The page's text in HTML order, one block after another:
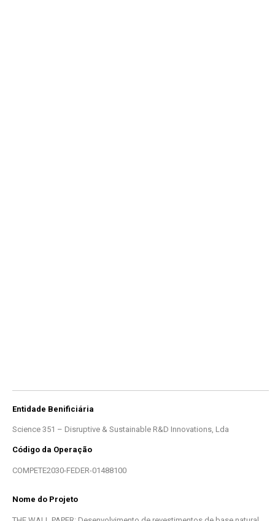
Entidade Benificiária
Science 351 – Disruptive & Sustainable R&D Innovations, Lda
Código da Operação
COMPETE2030-FEDER-01488100
Nome do Projeto